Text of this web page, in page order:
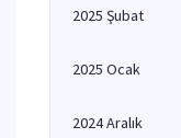
2025 Şubat
2025 Ocak
2024 Aralık